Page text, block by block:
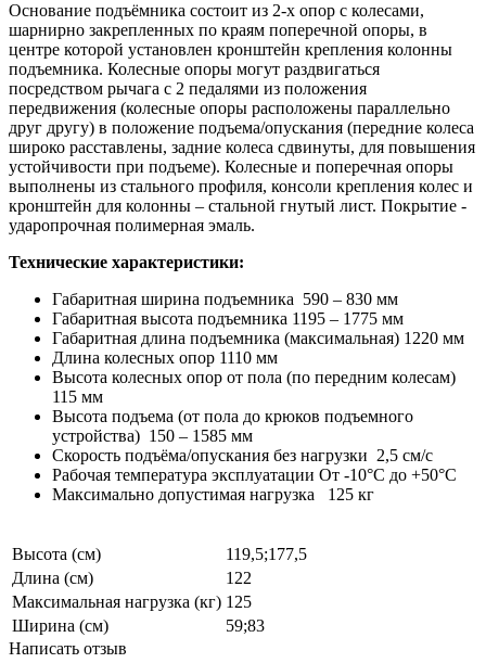
Основание подъёмника состоит из 2-х опор с колесами,
шарнирно закрепленных по краям поперечной опоры, в
центре которой установлен кронштейн крепления колонны
подъемника. Колесные опоры могут раздвигаться
посредством рычага с 2 педалями из положения
передвижения (колесные опоры расположены параллельно
друг другу) в положение подъема/опускания (передние колеса
широко расставлены, задние колеса сдвинуты, для повышения
устойчивости при подъеме). Колесные и поперечная опоры
выполнены из стального профиля, консоли крепления колес и
кронштейн для колонны – стальной гнутый лист. Покрытие -
ударопрочная полимерная эмаль.
Технические характеристики:
Габаритная ширина подъемника 590 – 830 мм
Габаритная высота подъемника 1195 – 1775 мм
Габаритная длина подъемника (максимальная) 1220 мм
Длина колесных опор 1110 мм
Высота колесных опор от пола (по передним колесам)
115 мм
Высота подъема (от пола до крюков подъемного
устройства) 150 – 1585 мм
Скорость подъёма/опускания без нагрузки 2,5 см/с
Рабочая температура эксплуатации От -10°С до +50°С
Максимально допустимая нагрузка 125 кг
Высота (см)
119,5;177,5
Длина (см)
122
Максимальная нагрузка (кг) 125
Ширина (см)
59;83
Написать отзыв